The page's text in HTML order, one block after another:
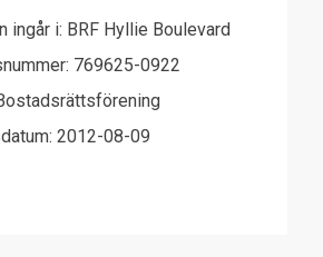
ingår i: BRF Hyllie Boulevard
769625-0922
2012-08-09